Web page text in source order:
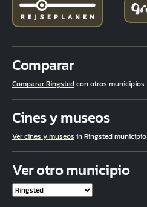
Comparar
Comparar Ringstedcon otros municipios
Cines y museos
Ver cines y museos in Ringsted municipio
Ver otro municipio